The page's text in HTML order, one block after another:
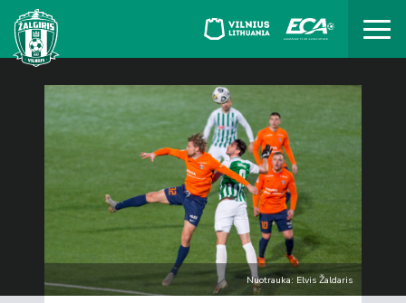
Nuotrauka: Elvis Žaldaris